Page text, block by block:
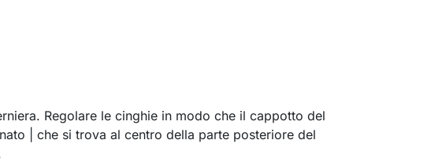
Regolare le cinghie in modo che il cappotto del
| che si trova al centro della parte posteriore del